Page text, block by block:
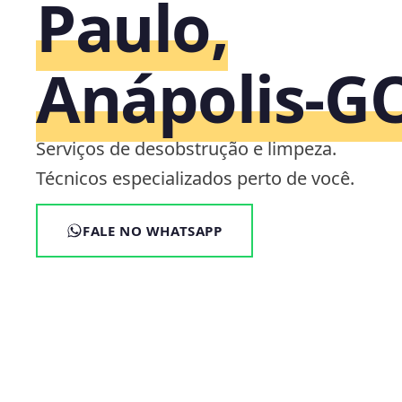
Paulo,
Serviços de desobstrução e limpeza.
Técnicos especializados perto de você.
FALE NO WHATSAPP